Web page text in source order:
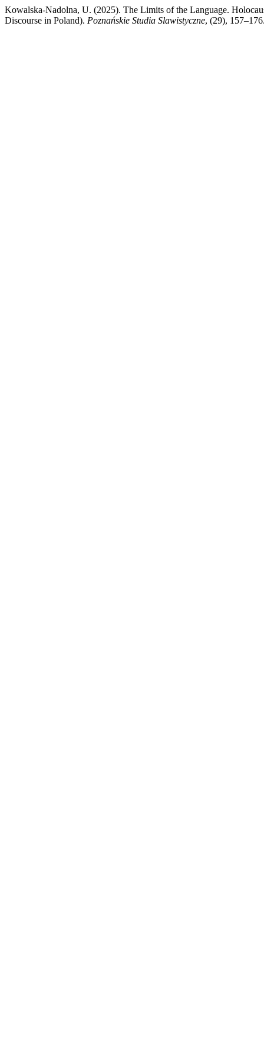
Kowalska-Nadolna, U. (2025). The Limits of the Language.
Discourse in Poland). Poznańskie Studia Slawistyczne, (29),